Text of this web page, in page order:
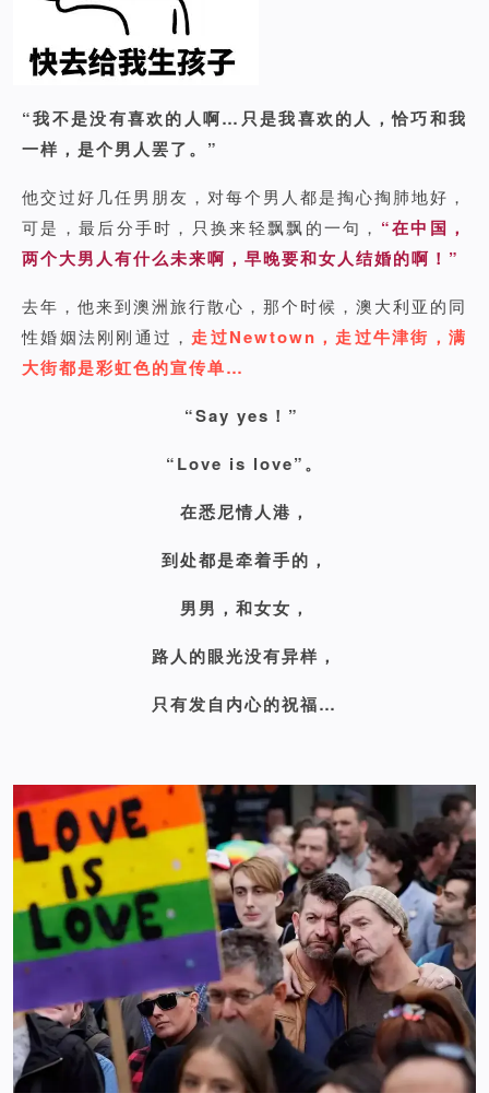
“我不是没有喜欢的人啊…只是我喜欢的人，恰巧和我
一样，是个男人罢了。”
他交过好几任男朋友，对每个男人都是掏心掏肺地好，
可是，最后分手时，只换来轻飘飘的一句， “在中国，
两个大男人有什么未来啊，早晚要和女人结婚的啊！”
去年，他来到澳洲旅行散心，那个时候，澳大利亚的同
性婚姻法刚刚通过， 走过Newtown，走过牛津街，满
大街都是彩虹色的宣传单…
“Say yes！”
“Love is love”。
在悉尼情人港，
到处都是牵着手的，
男男，和女女，
路人的眼光没有异样，
只有发自内心的祝福…